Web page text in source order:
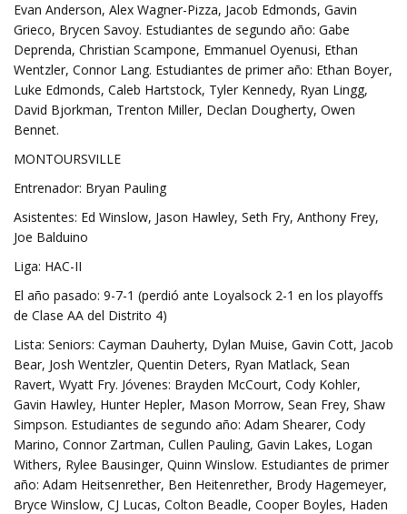
Evan Anderson, Alex Wagner-Pizza, Jacob Edmonds, Gavin
Grieco, Brycen Savoy. Estudiantes de segundo año: Gabe
Deprenda, Christian Scampone, Emmanuel Oyenusi, Ethan
Wentzler, Connor Lang. Estudiantes de primer año: Ethan Boyer,
Luke Edmonds, Caleb Hartstock, Tyler Kennedy, Ryan Lingg,
David Bjorkman, Trenton Miller, Declan Dougherty, Owen
Bennet.
MONTOURSVILLE
Entrenador: Bryan Pauling
Asistentes: Ed Winslow, Jason Hawley, Seth Fry, Anthony Frey,
Joe Balduino
Liga: HAC-II
El año pasado: 9-7-1 (perdió ante Loyalsock 2-1 en los playoffs
de Clase AA del Distrito 4)
Lista: Seniors: Cayman Dauherty, Dylan Muise, Gavin Cott, Jacob
Bear, Josh Wentzler, Quentin Deters, Ryan Matlack, Sean
Ravert, Wyatt Fry. Jóvenes: Brayden McCourt, Cody Kohler,
Gavin Hawley, Hunter Hepler, Mason Morrow, Sean Frey, Shaw
Simpson. Estudiantes de segundo año: Adam Shearer, Cody
Marino, Connor Zartman, Cullen Pauling, Gavin Lakes, Logan
Withers, Rylee Bausinger, Quinn Winslow. Estudiantes de primer
año: Adam Heitsenrether, Ben Heitenrether, Brody Hagemeyer,
Bryce Winslow, CJ Lucas, Colton Beadle, Cooper Boyles, Haden